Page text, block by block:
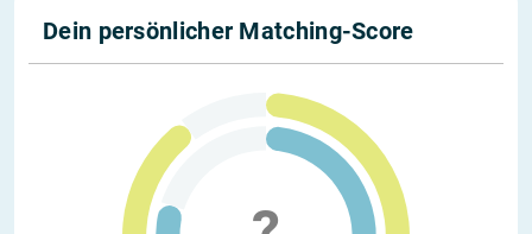
Dein persönlicher Matching-Score